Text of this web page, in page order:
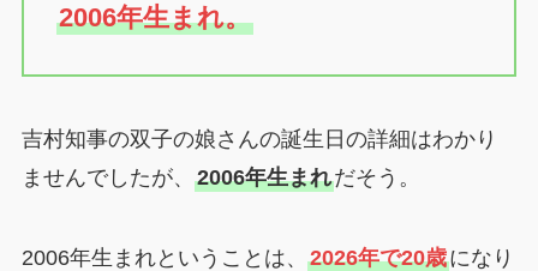
2006年生まれ。
吉村知事の双子の娘さんの誕生日の詳細はわかり
ませんでしたが、 2006年生まれだそう。
2006年生まれということは、 2026年で20歳になり